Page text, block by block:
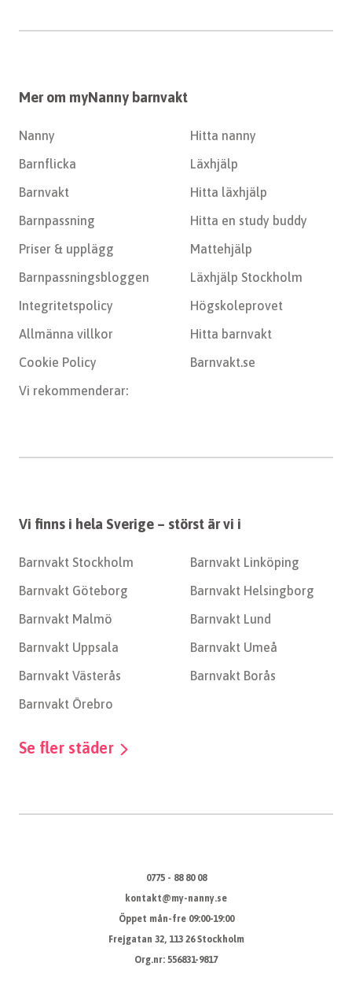
Mer om myNanny barnvakt
Nanny
Barnflicka
Barnvakt
Barnpassning
Priser & upplägg
Barnpassningsbloggen
Integritetspolicy
Allmänna villkor
Cookie Policy
Vi rekommenderar:
Hitta nanny
Läxhjälp
Hitta läxhjälp
Hitta en study buddy
Mattehjälp
Läxhjälp Stockholm
Högskoleprovet
Hitta barnvakt
Barnvakt.se
Vi finns i hela Sverige – störst är vi i
Barnvakt Stockholm
Barnvakt Göteborg
Barnvakt Malmö
Barnvakt Uppsala
Barnvakt Västerås
Barnvakt Örebro
Barnvakt Linköping
Barnvakt Helsingborg
Barnvakt Lund
Barnvakt Umeå
Barnvakt Borås
Se fler städer
kontakt@my-nanny.se
0775 - 88 80 08
Öppet mån-fre 09:00-19:00
Frejgatan 32, 113 26 Stockholm
Org.nr: 556831-9817